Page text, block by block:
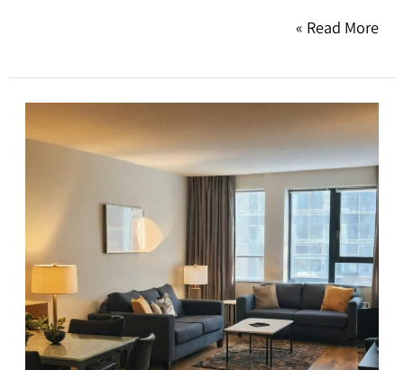
Read More »
ניהול
נכסים
באזורי
היוקרה
של
השרון